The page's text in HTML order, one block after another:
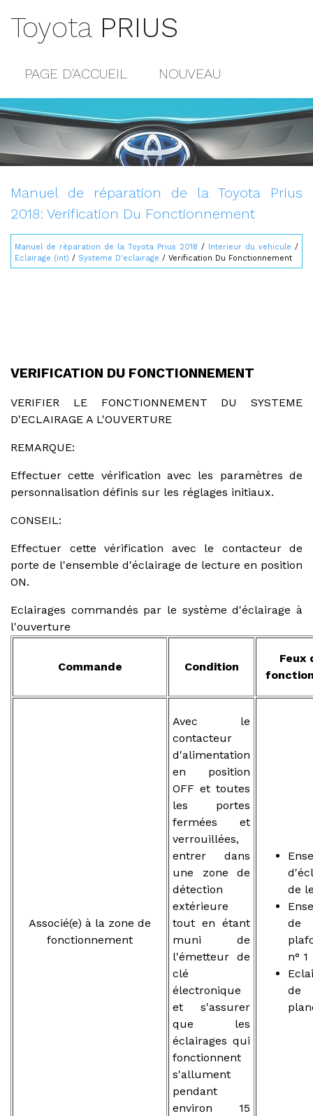
Toyota PRIUS
PAGE D'ACCUEIL NOUVEAU
POPULAIRE
CONTACTS
Manuel de réparation de la Toyota Prius
2018: Verification Du Fonctionnement
Manuel de réparation de la Toyota Prius 2018 / Interieur du vehicule /
Eclairage (int) / Systeme D'eclairage / Verification Du Fonctionnement
VERIFICATION DU FONCTIONNEMENT
VERIFIER LE FONCTIONNEMENT DU SYSTEME
D'ECLAIRAGE A L'OUVERTURE
REMARQUE:
Effectuer cette vérification avec les paramètres de
personnalisation définis sur les réglages initiaux.
CONSEIL:
Effectuer cette vérification avec le contacteur de
porte de l'ensemble d'éclairage de lecture en position
ON.
Eclairages commandés par le système d'éclairage à
l'ouverture
Commande Condition
Feux
Associé(e) à la zone de
fonctionnement
Avec le
contacteur
d'alimentation
en position
OFF et toutes
les portes
fermées et
verrouillées,
entrer dans
une zone de
détection
extérieure
tout en étant
muni de
l'émetteur de
clé
électronique
et s'assurer
que les
éclairages qui
fonctionnent
s'allument
pendant
environ 15
de
de
n° 1
de